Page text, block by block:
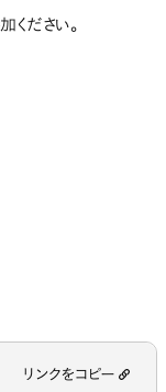
ください。
リンクをコピー